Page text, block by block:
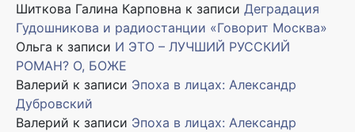
Шиткова Галина Карповна к записи Деградация
Гудошникова и радиостанции «Говорит Москва»
Ольга к записи И ЭТО – ЛУЧШИЙ РУССКИЙ
РОМАН? О, БОЖЕ
Валерий к записи Эпоха в лицах: Александр
Дубровский
Валерий к записи Эпоха в лицах: Александр